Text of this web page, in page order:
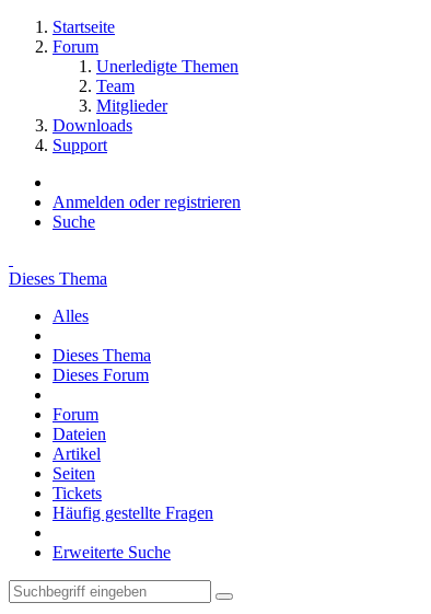
Startseite
Forum
Unerledigte Themen
Team
Mitglieder
Downloads
Support
Anmelden oder registrieren
Suche
Dieses Thema
Alles
Dieses Thema
Dieses Forum
Forum
Dateien
Artikel
Seiten
Tickets
Häufig gestellte Fragen
Erweiterte Suche